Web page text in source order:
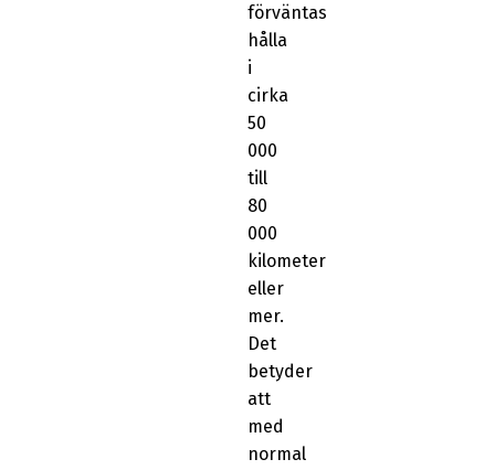
förväntas
hålla
i
cirka
50
000
till
80
000
kilometer
eller
mer.
Det
betyder
att
med
normal